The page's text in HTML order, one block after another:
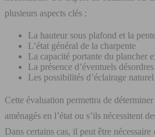
plusieurs aspects clés :
La hauteur sous plafond et la
L’état général de la charpente
La capacité portante du plancher
La présence d’éventuels
Les possibilités d’éclairage naturel
Cette évaluation permettra de
aménagés en l’état ou s’ils nécessitent
Dans certains cas, il peut être